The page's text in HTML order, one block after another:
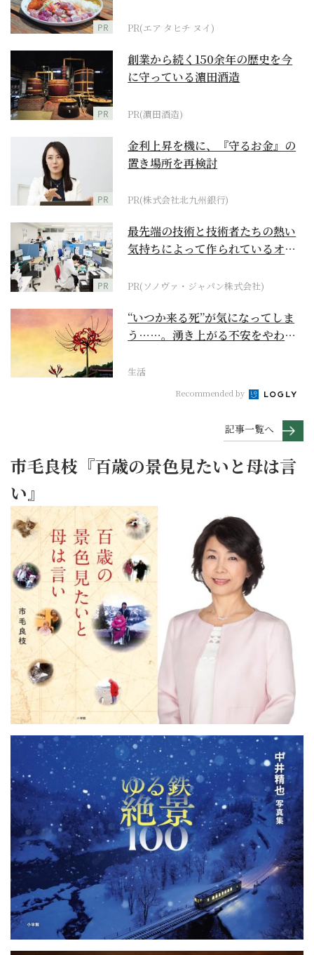
PR PR(エア タヒチ ヌイ)
PR
創業から続く150余年の歴史を今
に守っている濵田酒造
PR(濵田酒造)
PR
金利上昇を機に、『守るお金』の
置き場所を再検討
PR(株式会社北九州銀行)
PR
最先端の技術と技術者たちの熱い
気持ちによって作られているオー
PR(ソノヴァ・ジャパン株式会社)
“いつか来る死”が気になってしま
う……。湧き上がる不安をやわら
生活
Recommended by
記事一覧へ
市毛良枝『百歳の景色見たいと母は言
い』